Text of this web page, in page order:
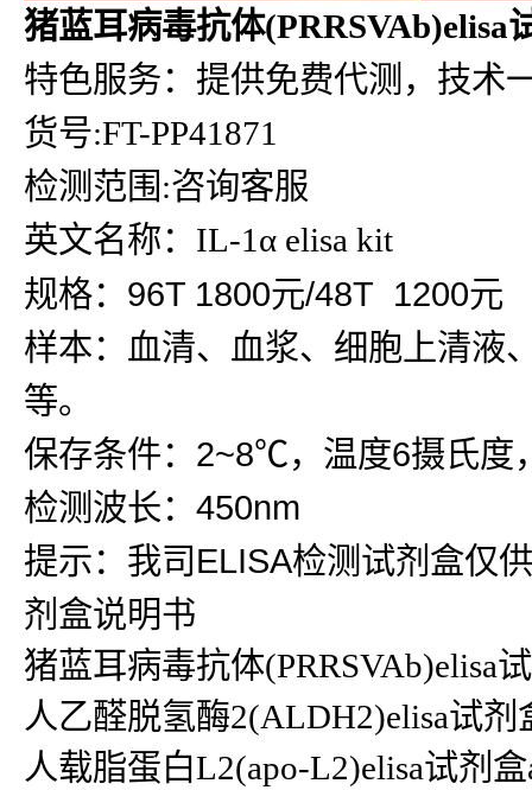
猪蓝耳病毒抗体(PRRSVAb)elisa
特色服务：提供免费代测，技术
货号:FT-PP41871
检测范围:咨询客服
英文名称：IL-1α elisa kit
规格：96T 1800元/48T 1200元
样本：血清、血浆、细胞上清液
等。
保存条件：2~8℃，温度6摄氏度
检测波长：450nm
提示：我司ELISA检测试剂盒仅
剂盒说明书
猪蓝耳病毒抗体(PRRSVAb)elisa
人乙醛脱氢酶2(ALDH2)elisa试
人载脂蛋白L2(apo-L2)elisa试剂